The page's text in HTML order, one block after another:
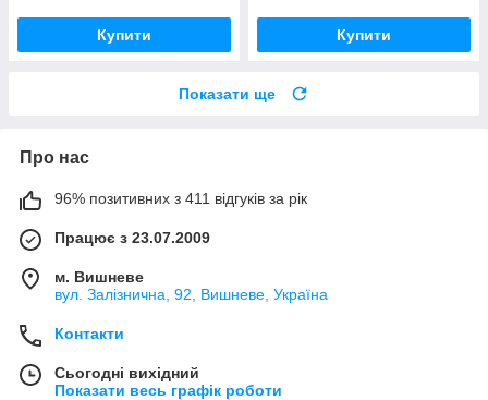
Купити Купити
Показати ще
Про нас
96% позитивних з 411 відгуків за рік
Працює з 23.07.2009
м. Вишневе
вул. Залізнична, 92, Вишневе, Україна
Контакти
Сьогодні вихідний
Показати весь графік роботи